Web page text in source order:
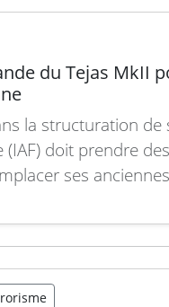
du Tejas MkII
la structuration de
(IAF) doit prendre des
ses anciennes
à acquérir 120
cet appareil indigène
avions…Lire la